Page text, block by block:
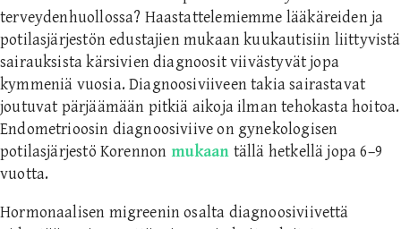
terveydenhuollossa? Haastattelemiemme lääkäreiden ja
potilasjärjestön edustajien mukaan kuukautisiin liittyvistä
sairauksista kärsivien diagnoosit viivästyvät jopa
kymmeniä vuosia. Diagnoosiviiveen takia sairastavat
joutuvat pärjäämään pitkiä aikoja ilman tehokasta hoitoa.
Endometrioosin diagnoosiviive on gynekologisen
potilasjärjestö Korennon mukaan tällä hetkellä jopa 6–9
vuotta.
Hormonaalisen migreenin osalta diagnoosiviivettä